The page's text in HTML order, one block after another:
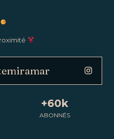
+60k
ABONNÉS